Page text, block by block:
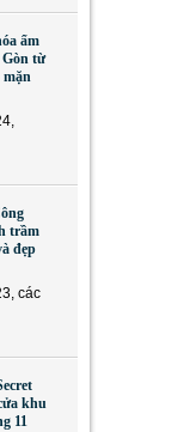
ẩm
từ
mặn
trầm
đẹp
các
khu
11